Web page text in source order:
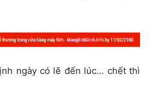
ngày có lẽ đến lúc… chết thì